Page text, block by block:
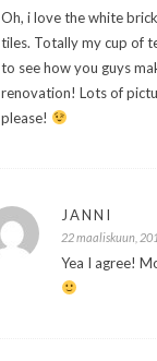
Oh, i love the white
tiles. Totally my cup of
to see how you guys
renovation! Lots of
please!
JANNI
22 maaliskuun,
Yea I agree!